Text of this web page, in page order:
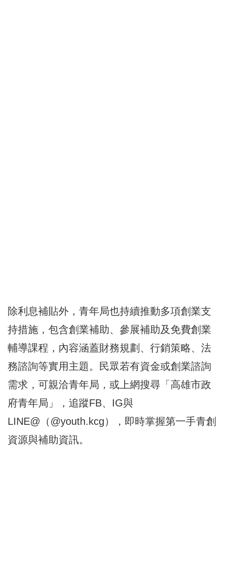
除利息補貼外，青年局也持續推動多項創業支
持措施，包含創業補助、參展補助及免費創業
輔導課程，內容涵蓋財務規劃、行銷策略、法
務諮詢等實用主題。民眾若有資金或創業諮詢
需求，可親洽青年局，或上網搜尋「高雄市政
府青年局」，追蹤FB、IG與
LINE@（@youth.kcg），即時掌握第一手青創
資源與補助資訊。